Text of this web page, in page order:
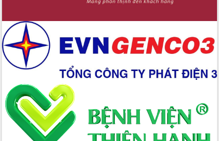
hành cùng nông dân dân, doanh nghiệp
Giai đoạn 2026-2030, Đắk Lắk phấn
đấu có 77% xã đạt chuẩn nông thôn
Chuyển đổi số 'mở đường' cho nông
nghiệp Đắk Lắk tăng trưởng bứt phá
Triển khai đồng bộ đo đạc, lập hồ sơ
địa chính, hoàn thiện cơ sở dữ liệu đất
đai
Ứng dụng sinh trắc học - Bước tiến
trong hành trình chuyển đổi số tại Đắk